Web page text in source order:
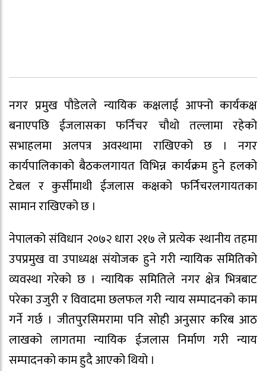
नगर प्रमुख पौडेलले न्यायिक कक्षलाई आफ्नो कार्यकक्ष
बनाएपछि ईजलासका फर्निचर चौथो तल्लामा रहेको
सभाहलमा अलपत्र अवस्थामा राखिएको छ । नगर
कार्यपालिकाको बैठकलगायत विभिन्न कार्यक्रम हुने हलको
टेबल र कुर्सीमाथी ईजलास कक्षको फर्निचरलगायतका
सामान राखिएको छ ।
नेपालको संविधान २०७२ धारा २१७ ले प्रत्येक स्थानीय तहमा
उपप्रमुख वा उपाध्यक्ष संयोजक हुने गरी न्यायिक समितिको
व्यवस्था गरेको छ । न्यायिक समितिले नगर क्षेत्र भित्रबाट
परेका उजुरी र विवादमा छलफल गरी न्याय सम्पादनको काम
गर्ने गर्छ । जीतपुरसिमरामा पनि सोही अनुसार करिब आठ
लाखको लागतमा न्यायिक ईजलास निर्माण गरी न्याय
सम्पादनको काम हुदै आएको थियो ।